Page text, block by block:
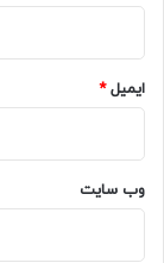
ایمیل*
وب‌ سایت